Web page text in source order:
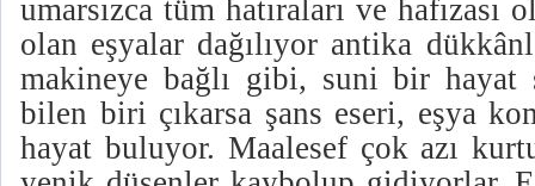
umarsızca tüm hatıraları ve hafızası
olan eşyalar dağılıyor antika
makineye bağlı gibi, suni bir hayat
bilen biri çıkarsa şans eseri, eşya
hayat buluyor. Maalesef çok azı